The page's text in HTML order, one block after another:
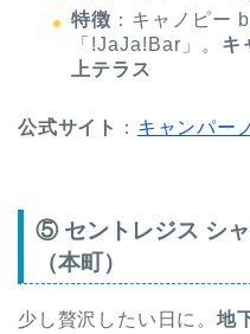
特徴 ：キャノピー
「!JaJa!Bar」。 キ
上テラス
公式サイト ： キャンパー
⑤ セントレジス シ
（本町）
少し贅沢したい日に。 地